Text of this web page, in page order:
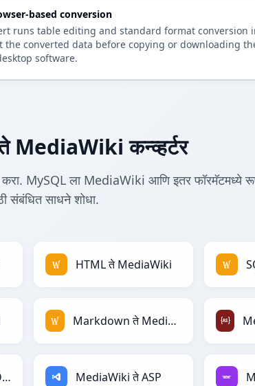
based conversion
runs table editing and standard format conversion
the converted data before copying or downloading
software.
MediaWiki कन्व्हर्टर
MySQL ला MediaWiki आणि इतर फॉरमॅटमध्ये
संबंधित साधने शोधा.
HTML ते MediaWiki
Markdown ते MediaWiki
MediaWiki ते AsciiDoc MediaWiki ते ASP